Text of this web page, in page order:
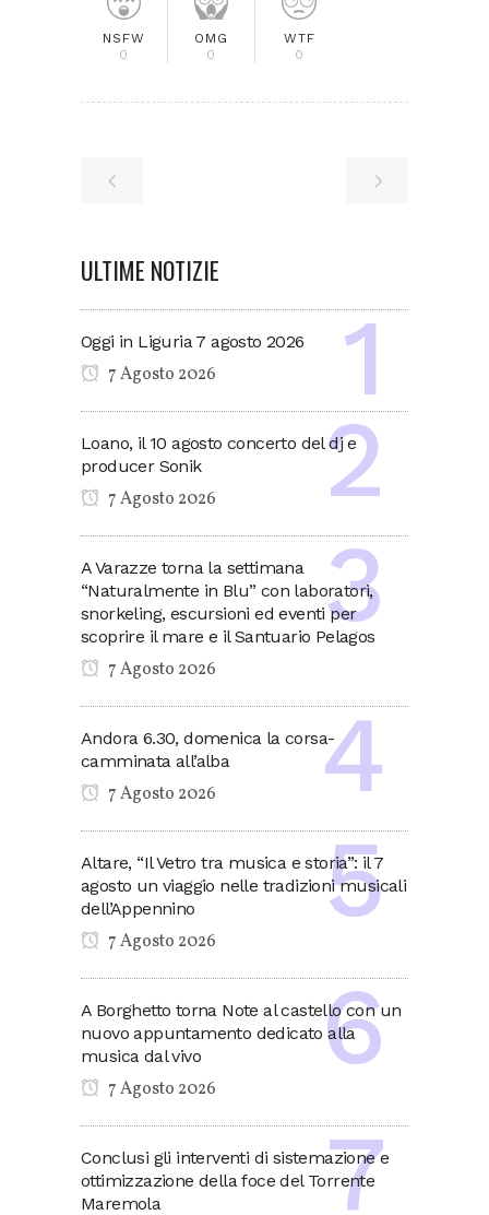
NSFW
0
OMG
0
WTF
0
ULTIME NOTIZIE
Oggi in Liguria 7 agosto 2026
7 Agosto 2026
Loano, il 10 agosto concerto del dj e
producer Sonik
7 Agosto 2026
A Varazze torna la settimana
“Naturalmente in Blu” con laboratori,
snorkeling, escursioni ed eventi per
scoprire il mare e il Santuario Pelagos
7 Agosto 2026
Andora 6.30, domenica la corsa-
camminata all’alba
7 Agosto 2026
Altare, “Il Vetro tra musica e storia”: il 7
agosto un viaggio nelle tradizioni musicali
dell’Appennino
7 Agosto 2026
A Borghetto torna Note al castello con un
nuovo appuntamento dedicato alla
musica dal vivo
7 Agosto 2026
Conclusi gli interventi di sistemazione e
ottimizzazione della foce del Torrente
Maremola